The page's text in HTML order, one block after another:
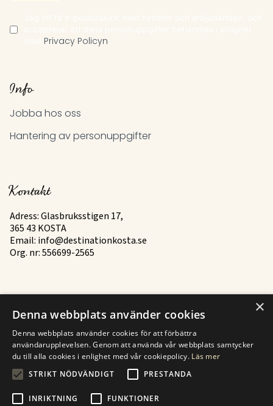
Privacy Policyn
Info
Jobba hos oss
Hantering av personuppgifter
Kontakt
Adress: Glasbruksstigen 17,
365 43 KOSTA
Email: info@destinationkosta.se
Org. nr: 556699-2565
Mer
Historia
Kontakt
Finden Sie zu Kosten
×
Denna webbplats använder cookies
Denna webbplats använder cookies för att förbättra
användarupplevelsen. Genom att använda vår webbplats samtycker
du till alla cookies i enlighet med vår cookiepolicy. Läs mer
STRIKT NÖDVÄNDIGT
PRESTANDA
INRIKTNING FUNKTIONER